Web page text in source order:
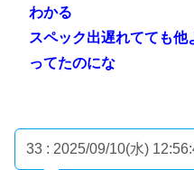
わかる
スペック出遅れてても
ってたのにな
33 : 2025/09/10(水)